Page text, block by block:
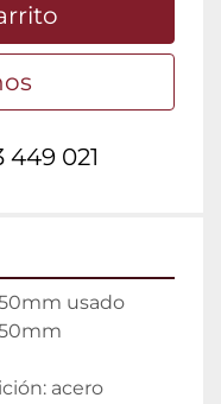
449 021
usado
acero